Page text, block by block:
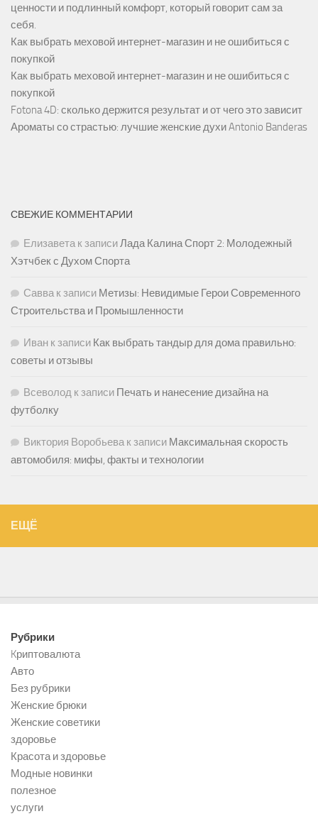
ценности и подлинный комфорт, который говорит сам за
себя.
Как выбрать меховой интернет-магазин и не ошибиться с
покупкой
Как выбрать меховой интернет-магазин и не ошибиться с
покупкой
Fotona 4D: сколько держится результат и от чего это зависит
Ароматы со страстью: лучшие женские духи Antonio Banderas
СВЕЖИЕ КОММЕНТАРИИ
Елизаветак записиЛада Калина Спорт 2: Молодежный
Хэтчбек с Духом Спорта
Саввак записи Метизы: Невидимые Герои Современного
Строительства и Промышленности
Иван к записи Как выбрать тандыр для дома правильно:
советы и отзывы
Всеволод к записи Печать и нанесение дизайна на
футболку
Виктория Воробьевак записи Максимальная скорость
автомобиля: мифы, факты и технологии
ЕЩЁ
Рубрики
Kриптовалюта
Авто
Без рубрики
Женские брюки
Женские советики
здоровье
Красота и здоровье
Модные новинки
полезное
услуги